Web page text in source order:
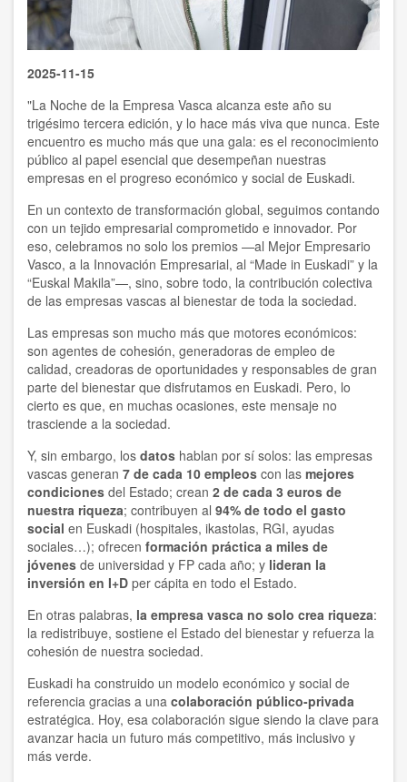
2025-11-15
"La Noche de la Empresa Vasca alcanza este año su
trigésimo tercera edición, y lo hace más viva que nunca. Este
encuentro es mucho más que una gala: es el reconocimiento
público al papel esencial que desempeñan nuestras
empresas en el progreso económico y social de Euskadi.
En un contexto de transformación global, seguimos contando
con un tejido empresarial comprometido e innovador. Por
eso, celebramos no solo los premios —al Mejor Empresario
Vasco, a la Innovación Empresarial, al “Made in Euskadi” y la
“Euskal Makila”—, sino, sobre todo, la contribución colectiva
de las empresas vascas al bienestar de toda la sociedad.
Las empresas son mucho más que motores económicos:
son agentes de cohesión, generadoras de empleo de
calidad, creadoras de oportunidades y responsables de gran
parte del bienestar que disfrutamos en Euskadi. Pero, lo
cierto es que, en muchas ocasiones, este mensaje no
trasciende a la sociedad.
Y, sin embargo, los datos hablan por sí solos: las empresas
vascas generan 7 de cada 10 empleos con las mejores
condiciones del Estado; crean 2 de cada 3 euros de
nuestra riqueza; contribuyen al 94% de todo el gasto
social en Euskadi (hospitales, ikastolas, RGI, ayudas
sociales…); ofrecen formación práctica a miles de
jóvenes de universidad y FP cada año; y lideran la
inversión en I+D per cápita en todo el Estado.
En otras palabras, la empresa vasca no solo crea riqueza:
la redistribuye, sostiene el Estado del bienestar y refuerza la
cohesión de nuestra sociedad.
Euskadi ha construido un modelo económico y social de
referencia gracias a una colaboración público-privada
estratégica. Hoy, esa colaboración sigue siendo la clave para
avanzar hacia un futuro más competitivo, más inclusivo y
más verde.